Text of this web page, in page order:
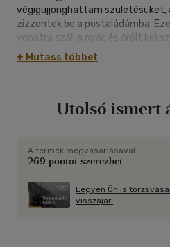
végigujjonghattam születésüket,
zizzentek be a postaládámba.
vonatra száll a nyár, és őrölt
A nap leszöszmögi bajszáról a
gömbölyeket énekelnek. A sün
nekünk. Nem csoda, hogy így
+ Mutass többet
Utolsó ismert
A termék megvásárlásával
269 pontot szerezhet
Legyen Ön is
visszajár.